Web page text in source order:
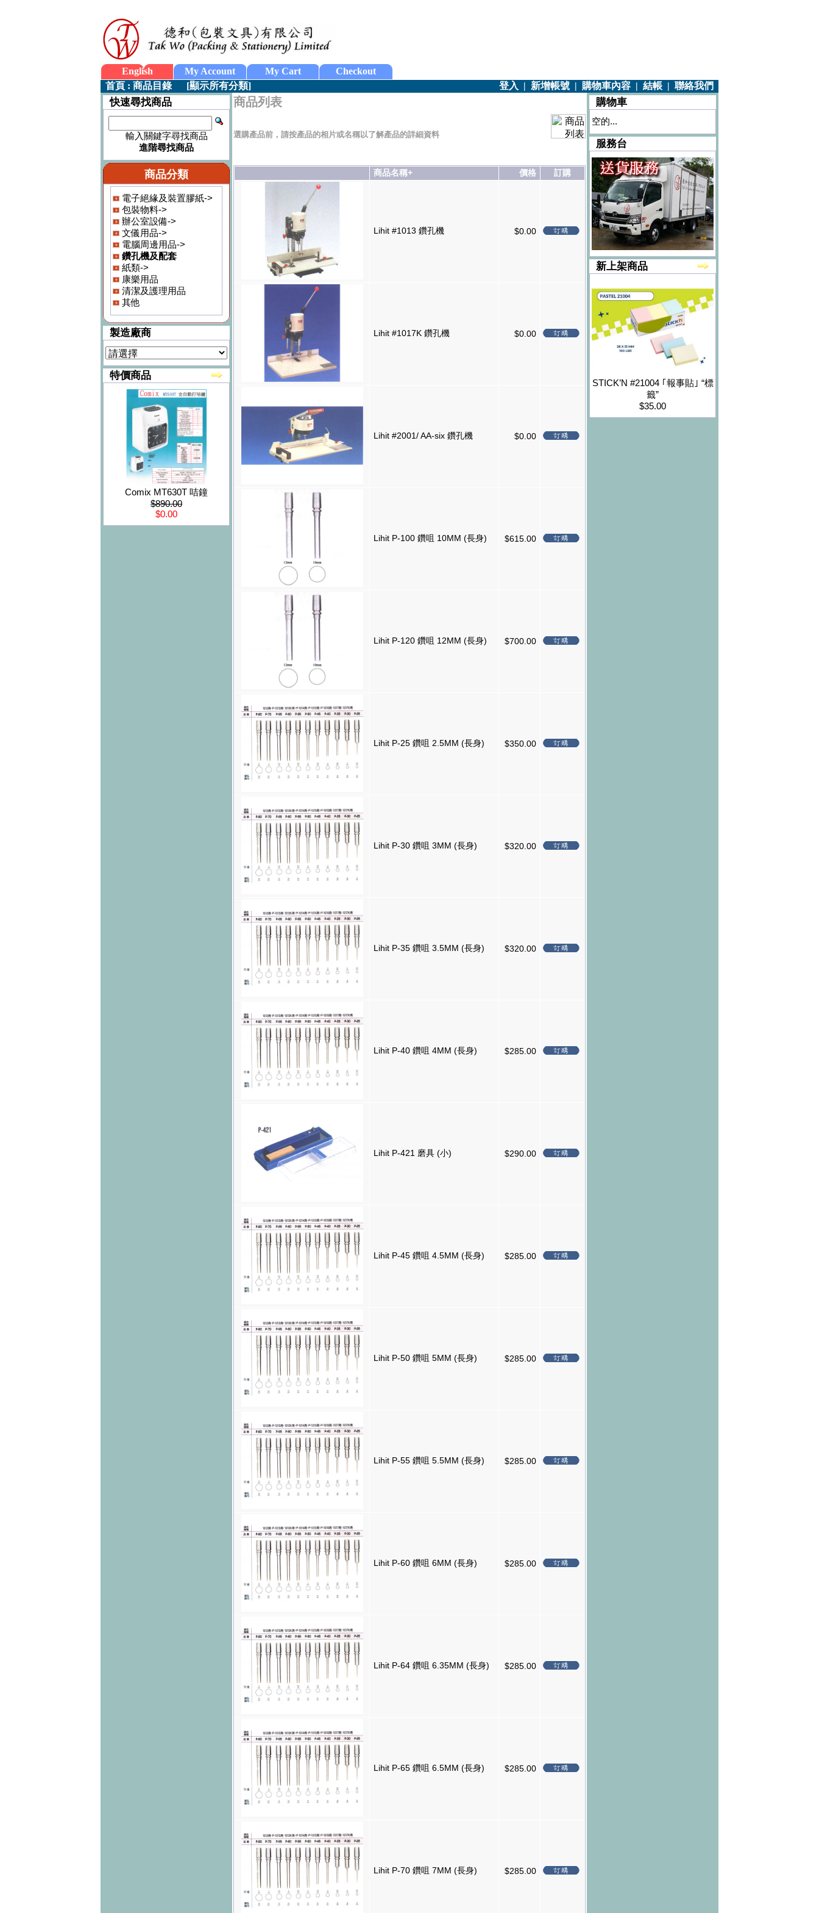
English My Account My Cart
Checkout
首頁 : 商品目錄[顯示所有分類] 登入 | 新增帳號 | 購物車內容 | 結帳 | 聯絡我們
快速尋找商品
輸入關鍵字尋找商品
進階尋找商品
商品分類
電子絕緣及裝置膠紙->
包裝物料->
辦公室設備->
文儀用品->
電腦周邊用品->
鑽孔機及配套
紙類->
康樂用品
清潔及護理用品
其他
製造廠商
特價商品
Comix MT630T 咭鐘
$890.00
$0.00
商品列表
選購產品前，請按產品的相片或名稱以了解產品的詳細資料
商品名稱+ 價格 訂購
Lihit #1013 鑽孔機 $0.00
Lihit #1017K 鑽孔機 $0.00
Lihit #2001/ AA-six 鑽孔機 $0.00
Lihit P-100 鑽咀 10MM (長身) $615.00
Lihit P-120 鑽咀 12MM (長身) $700.00
Lihit P-25 鑽咀 2.5MM (長身) $350.00
Lihit P-30 鑽咀 3MM (長身) $320.00
Lihit P-35 鑽咀 3.5MM (長身) $320.00
Lihit P-40 鑽咀 4MM (長身) $285.00
Lihit P-421 磨具 (小) $290.00
Lihit P-45 鑽咀 4.5MM (長身) $285.00
Lihit P-50 鑽咀 5MM (長身) $285.00
Lihit P-55 鑽咀 5.5MM (長身) $285.00
Lihit P-60 鑽咀 6MM (長身) $285.00
Lihit P-64 鑽咀 6.35MM (長身) $285.00
Lihit P-65 鑽咀 6.5MM (長身) $285.00
Lihit P-70 鑽咀 7MM (長身) $285.00
購物車
空的...
服務台
新上架商品
STICK’N #21004 ｢報事貼｣ “標
籤”
$35.00